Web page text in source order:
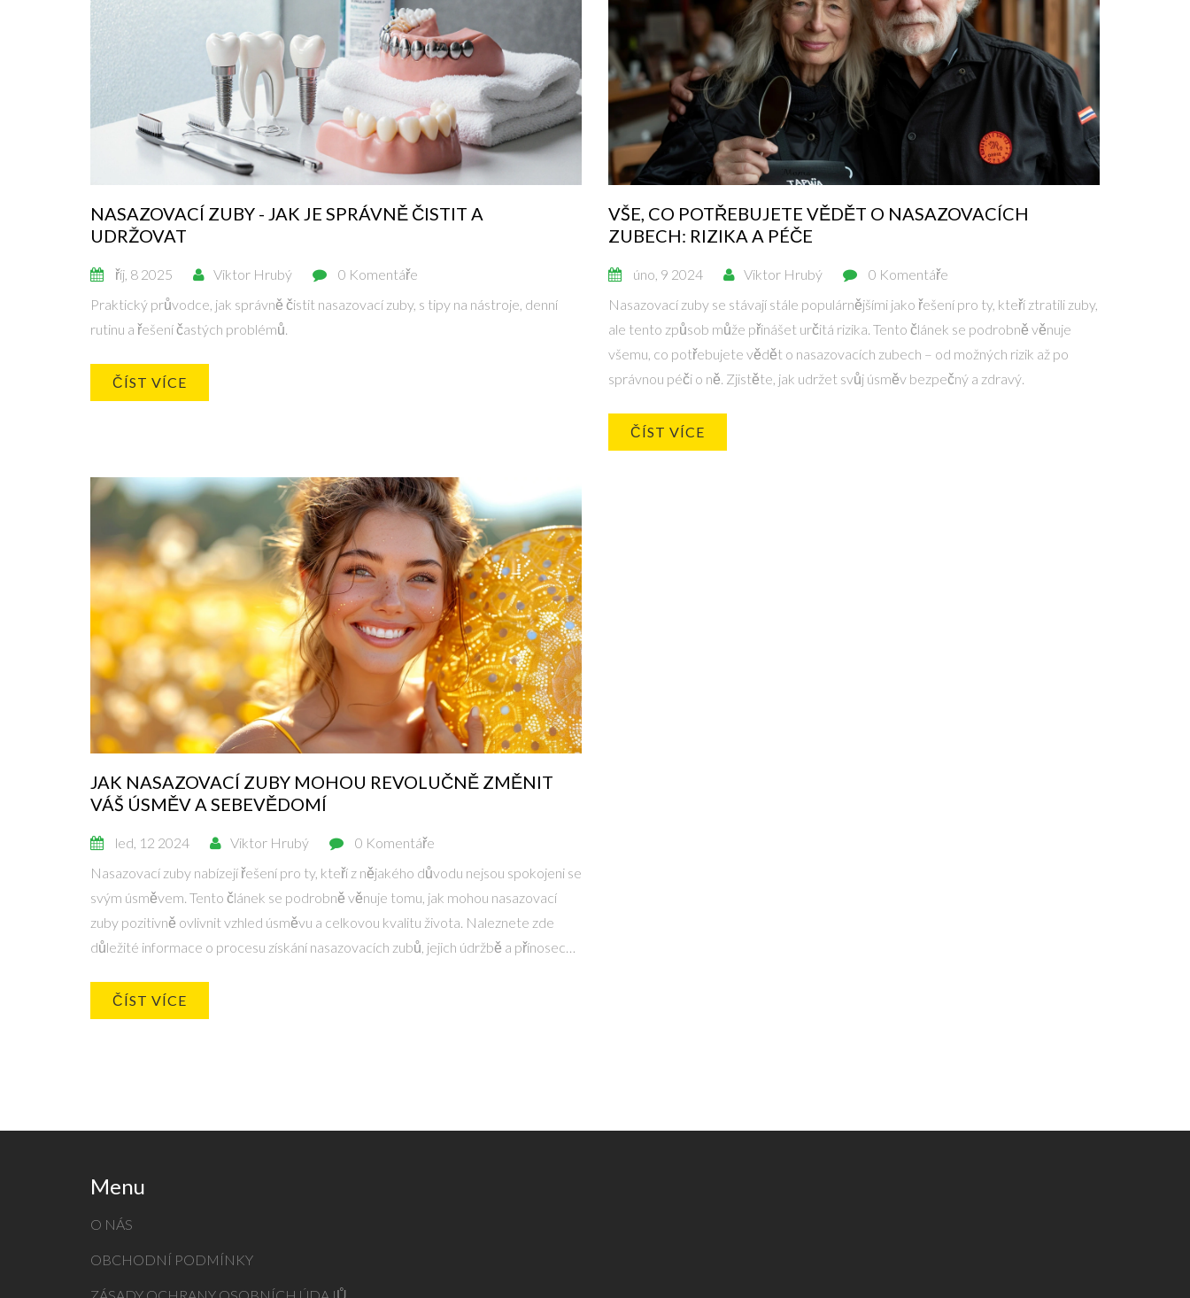
NASAZOVACÍ ZUBY - JAK JE SPRÁVNĚ ČISTIT A
UDRŽOVAT
říj, 8 2025 Viktor Hrubý
0 Komentáře
Praktický průvodce, jak správně čistit nasazovací zuby, s tipy na nástroje, denní
rutinu a řešení častých problémů.
ČÍST VÍCE
VŠE, CO POTŘEBUJETE VĚDĚT O NASAZOVACÍCH
ZUBECH: RIZIKA A PÉČE
úno, 9 2024 Viktor Hrubý
0 Komentáře
Nasazovací zuby se stávají stále populárnějšími jako řešení pro ty, kteří ztratili zuby,
ale tento způsob může přinášet určitá rizika. Tento článek se podrobně věnuje
všemu, co potřebujete vědět o nasazovacích zubech – od možných rizik až po
správnou péči o ně. Zjistěte, jak udržet svůj úsměv bezpečný a zdravý.
ČÍST VÍCE
JAK NASAZOVACÍ ZUBY MOHOU REVOLUČNĚ ZMĚNIT
VÁŠ ÚSMĚV A SEBEVĚDOMÍ
led, 12 2024 Viktor Hrubý
0 Komentáře
Nasazovací zuby nabízejí řešení pro ty, kteří z nějakého důvodu nejsou spokojeni se
svým úsměvem. Tento článek se podrobně věnuje tomu, jak mohou nasazovací
zuby pozitivně ovlivnit vzhled úsměvu a celkovou kvalitu života. Naleznete zde
důležité informace o procesu získání nasazovacích zubů, jejich údržbě a přínosech.
zachovaly svůj estetický vzhled.
ČÍST VÍCE
Menu
O NÁS
OBCHODNÍ PODMÍNKY